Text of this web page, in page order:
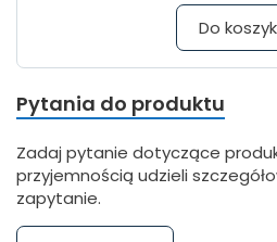
Do
Pytania do produktu
Zadaj pytanie dotyczące
przyjemnością udzieli
zapytanie.